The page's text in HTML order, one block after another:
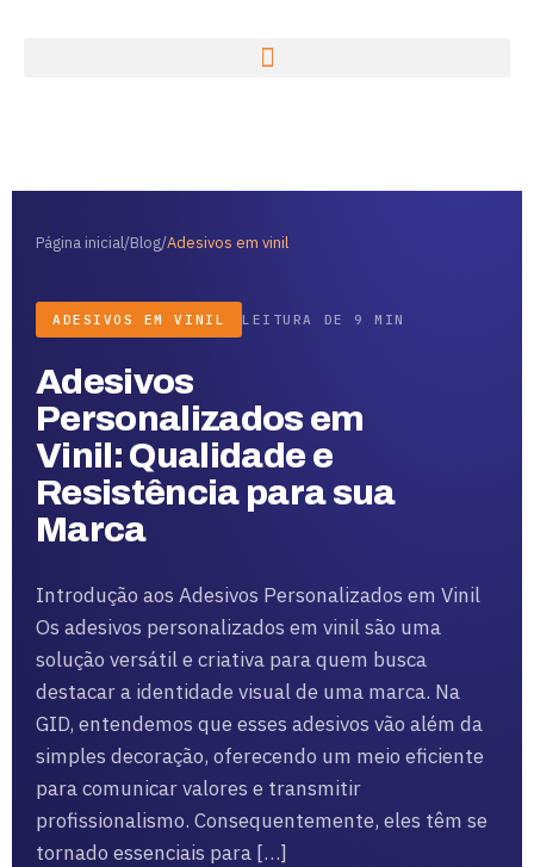
Página inicial/Blog/Adesivos em vinil
ADESIVOS EM VINIL LEITURA DE 9 MIN
Adesivos
Personalizados em
Vinil: Qualidade e
Resistência para sua
Marca
Introdução aos Adesivos Personalizados em Vinil
Os adesivos personalizados em vinil são uma
solução versátil e criativa para quem busca
destacar a identidade visual de uma marca. Na
GID, entendemos que esses adesivos vão além da
simples decoração, oferecendo um meio eficiente
para comunicar valores e transmitir
profissionalismo. Consequentemente, eles têm se
tornado essenciais para […]